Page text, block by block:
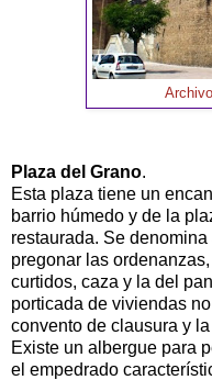
Plaza del Grano.
Esta plaza tiene un
barrio húmedo y de la
restaurada. Se
pregonar las
curtidos, caza y la del
porticada de viviendas
convento de clausura y
Existe un albergue para
el empedrado